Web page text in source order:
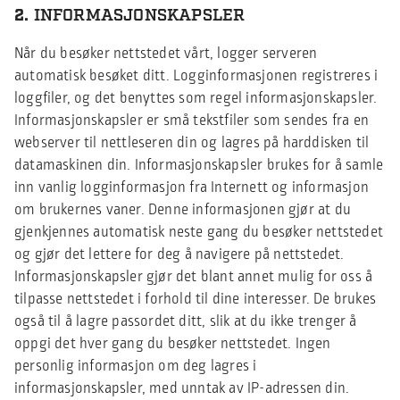
2. INFORMASJONSKAPSLER
Når du besøker nettstedet vårt, logger serveren
automatisk besøket ditt. Logginformasjonen registreres i
loggfiler, og det benyttes som regel informasjonskapsler.
Informasjonskapsler er små tekstfiler som sendes fra en
webserver til nettleseren din og lagres på harddisken til
datamaskinen din. Informasjonskapsler brukes for å samle
inn vanlig logginformasjon fra Internett og informasjon
om brukernes vaner. Denne informasjonen gjør at du
gjenkjennes automatisk neste gang du besøker nettstedet
og gjør det lettere for deg å navigere på nettstedet.
Informasjonskapsler gjør det blant annet mulig for oss å
tilpasse nettstedet i forhold til dine interesser. De brukes
også til å lagre passordet ditt, slik at du ikke trenger å
oppgi det hver gang du besøker nettstedet. Ingen
personlig informasjon om deg lagres i
informasjonskapsler, med unntak av IP-adressen din.